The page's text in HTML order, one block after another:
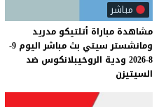
مباشر
مشاهدة مباراة أتلتيكو مدريد
ومانشستر سيتي بث مباشر اليوم 9-
8-2026 ودية الروخيبلانكوس ضد
السيتيزن